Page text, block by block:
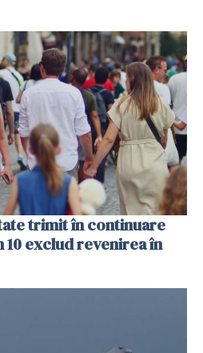
trimit în continuare
10 exclud revenirea în